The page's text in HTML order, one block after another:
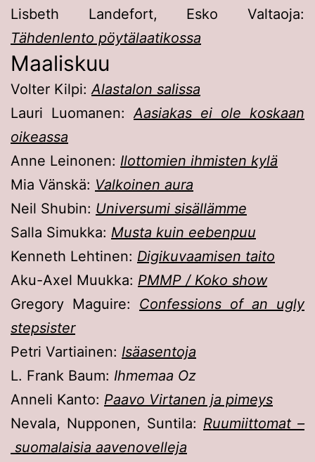
Lisbeth Landefort, Esko Valtaoja:
Tähdenlento pöytälaatikossa
Maaliskuu
Volter Kilpi:Alastalon salissa
Lauri Luomanen:Aasiakas ei ole koskaan
oikeassa
Anne Leinonen: Ilottomien ihmisten kylä
Mia Vänskä: Valkoinen aura
Neil Shubin: Universumi sisällämme
Salla Simukka: Musta kuin eebenpuu
Kenneth Lehtinen: Digikuvaamisen taito
Aku-Axel Muukka: PMMP / Koko show
Gregory Maguire: Confessions of an ugly
stepsister
Petri Vartiainen: Isäasentoja
L. Frank Baum: Ihmemaa Oz
Anneli Kanto: Paavo Virtanen ja pimeys
Nevala, Nupponen, Suntila: Ruumiittomat –
suomalaisia aavenovelleja